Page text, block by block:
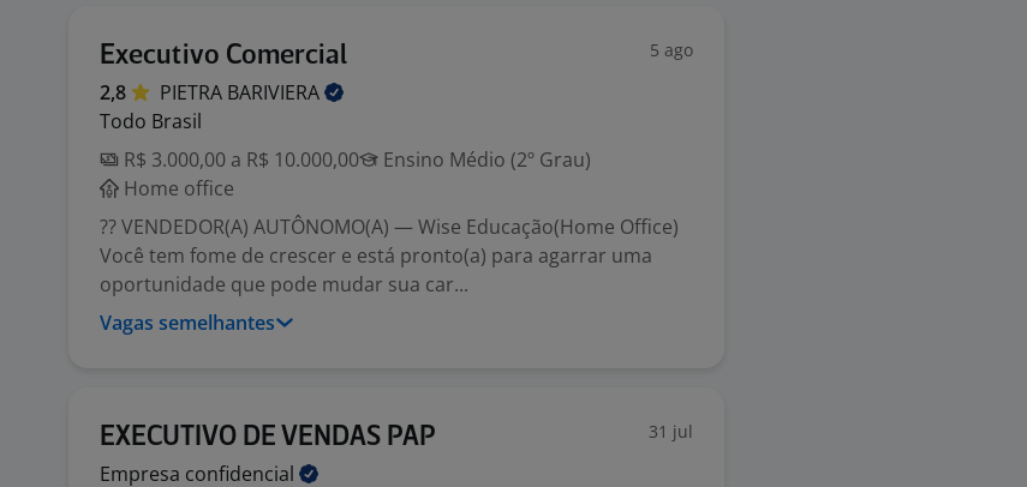
Executivo Comercial 5 ago
2,8 PIETRA BARIVIERA
Todo Brasil
R$ 3.000,00 a R$ 10.000,00
Ensino Médio (2º Grau)
Home office
?? VENDEDOR(A) AUTÔNOMO(A) — Wise Educação(Home Office)
Você tem fome de crescer e está pronto(a) para agarrar uma
oportunidade que pode mudar sua car...
Vagas semelhantes
EXECUTIVO DE VENDAS PAP 31 jul
Empresa confidencial